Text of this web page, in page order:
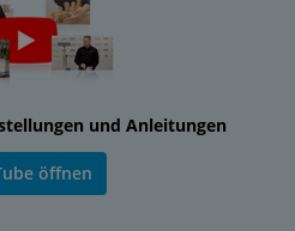
und Anleitungen
öffnen